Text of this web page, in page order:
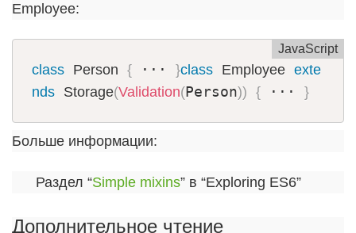
Employee:
JavaScript
class Person { ··· }class Employee exte
nds Storage(Validation(Person)) { ··· }
Больше информации:
Раздел “Simple mixins” в “Exploring ES6”
Дополнительное чтение